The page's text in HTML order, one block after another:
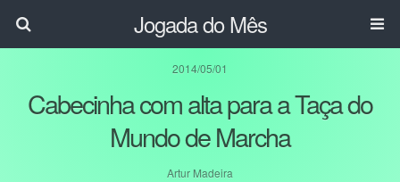
Jogada do Mês
2014/05/01
Cabecinha com alta para a Taça do
Mundo de Marcha
Artur Madeira